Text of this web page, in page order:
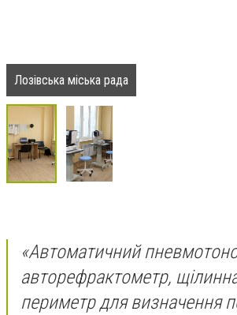
Лозівська міська рада
«Автоматичний
авторефрактометр,
периметр для визначення